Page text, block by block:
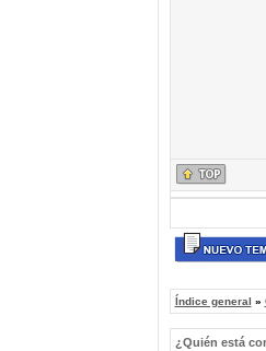
Índice general »
¿Quién está